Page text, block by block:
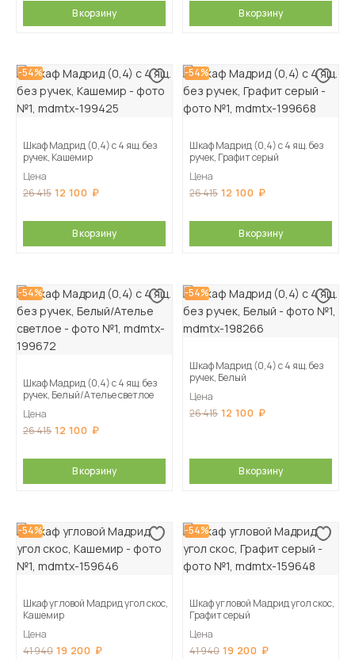
В корзину В корзину
-54%
Шкаф Мадрид (0,4) с 4 ящ. без
ручек, Кашемир
Цена
26 415 12 100
В корзину
-54%
Шкаф Мадрид (0,4) с 4 ящ. без
ручек, Графит серый
Цена
26 415 12 100
В корзину
-54%
Шкаф Мадрид (0,4) с 4 ящ. без
ручек, Белый/Ателье светлое
Цена
26 415 12 100
В корзину
-54%
Шкаф Мадрид (0,4) с 4 ящ. без
ручек, Белый
Цена
26 415 12 100
В корзину
-54%
Шкаф угловой Мадрид угол скос,
Кашемир
Цена
41 940 19 200
-54%
Шкаф угловой Мадрид угол скос,
Графит серый
Цена
41 940 19 200